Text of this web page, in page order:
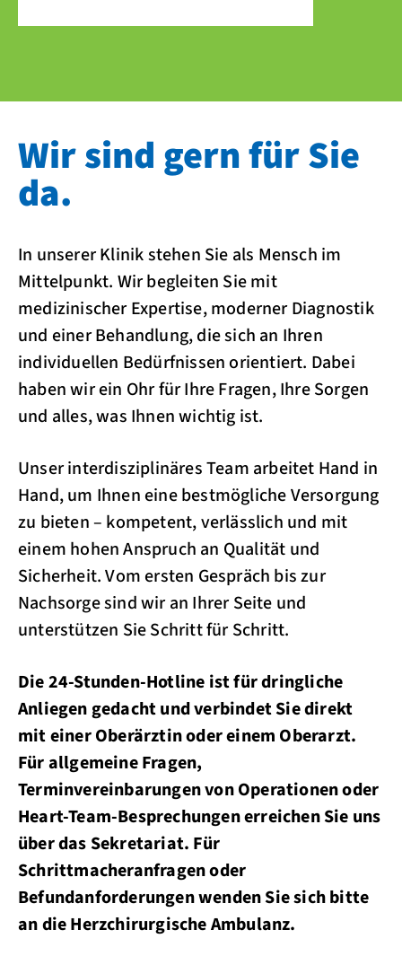
Wir sind gern für Sie
da.
In unserer Klinik stehen Sie als Mensch im
Mittelpunkt. Wir begleiten Sie mit
medizinischer Expertise, moderner Diagnostik
und einer Behandlung, die sich an Ihren
individuellen Bedürfnissen orientiert. Dabei
haben wir ein Ohr für Ihre Fragen, Ihre Sorgen
und alles, was Ihnen wichtig ist.
Unser interdisziplinäres Team arbeitet Hand in
Hand, um Ihnen eine bestmögliche Versorgung
zu bieten – kompetent, verlässlich und mit
einem hohen Anspruch an Qualität und
Sicherheit. Vom ersten Gespräch bis zur
Nachsorge sind wir an Ihrer Seite und
unterstützen Sie Schritt für Schritt.
Die 24-Stunden-Hotline ist für dringliche
Anliegen gedacht und verbindet Sie direkt
mit einer Oberärztin oder einem Oberarzt.
Für allgemeine Fragen,
Terminvereinbarungen von Operationen oder
Heart-Team-Besprechungen erreichen Sie uns
über das Sekretariat. Für
Schrittmacheranfragen oder
Befundanforderungen wenden Sie sich bitte
an die Herzchirurgische Ambulanz.